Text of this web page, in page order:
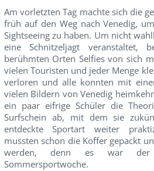
Am vorletzten Tag machte sich die
früh auf den Weg nach Venedig,
Sightseeing zu haben. Um nicht
eine Schnitzeljagt
berühmten Orten Selfies von sich
vielen Touristen und jeder Menge
verloren und alle konnten mit
vielen Bildern von Venedig
ein paar eifrige Schüler die
Surfschein ab, mit dem sie
entdeckte Sportart weiter
mussten schon die Koffer gepackt
werden, denn es war
Sommersportwoche.